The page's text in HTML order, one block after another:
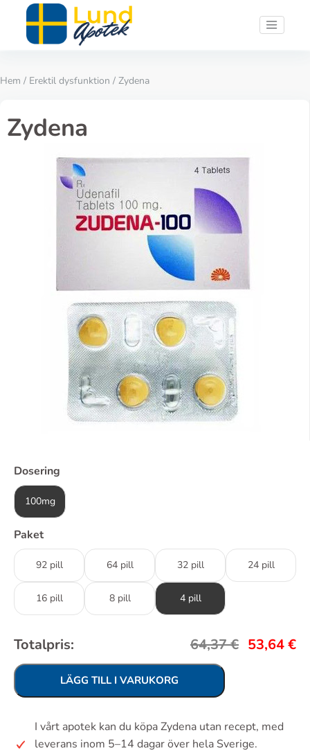
Hem / Erektil dysfunktion / Zydena
Zydena
Dosering
100mg
Paket
92 pill 64 pill 32 pill 24 pill
16 pill 8 pill 4 pill
Totalpris: 64,37€ 53,64€
LÄGG TILL I VARUKORG
I vårt apotek kan du köpa Zydena utan recept, med
leverans inom 5–14 dagar över hela Sverige.